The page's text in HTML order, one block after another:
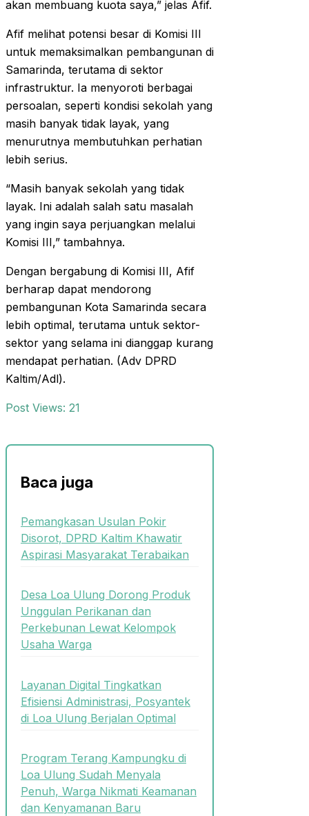
akan membuang kuota saya,” jelas Afif.
Afif melihat potensi besar di Komisi III
untuk memaksimalkan pembangunan di
Samarinda, terutama di sektor
infrastruktur. Ia menyoroti berbagai
persoalan, seperti kondisi sekolah yang
masih banyak tidak layak, yang
menurutnya membutuhkan perhatian
lebih serius.
“Masih banyak sekolah yang tidak
layak. Ini adalah salah satu masalah
yang ingin saya perjuangkan melalui
Komisi III,” tambahnya.
Dengan bergabung di Komisi III, Afif
berharap dapat mendorong
pembangunan Kota Samarinda secara
lebih optimal, terutama untuk sektor-
sektor yang selama ini dianggap kurang
mendapat perhatian. (Adv DPRD
Kaltim/Adl).
Post Views: 21
Baca juga
Pemangkasan Usulan Pokir
Disorot, DPRD Kaltim Khawatir
Aspirasi Masyarakat Terabaikan
Desa Loa Ulung Dorong Produk
Unggulan Perikanan dan
Perkebunan Lewat Kelompok
Usaha Warga
Layanan Digital Tingkatkan
Efisiensi Administrasi, Posyantek
di Loa Ulung Berjalan Optimal
Program Terang Kampungku di
Loa Ulung Sudah Menyala
Penuh, Warga Nikmati Keamanan
dan Kenyamanan Baru